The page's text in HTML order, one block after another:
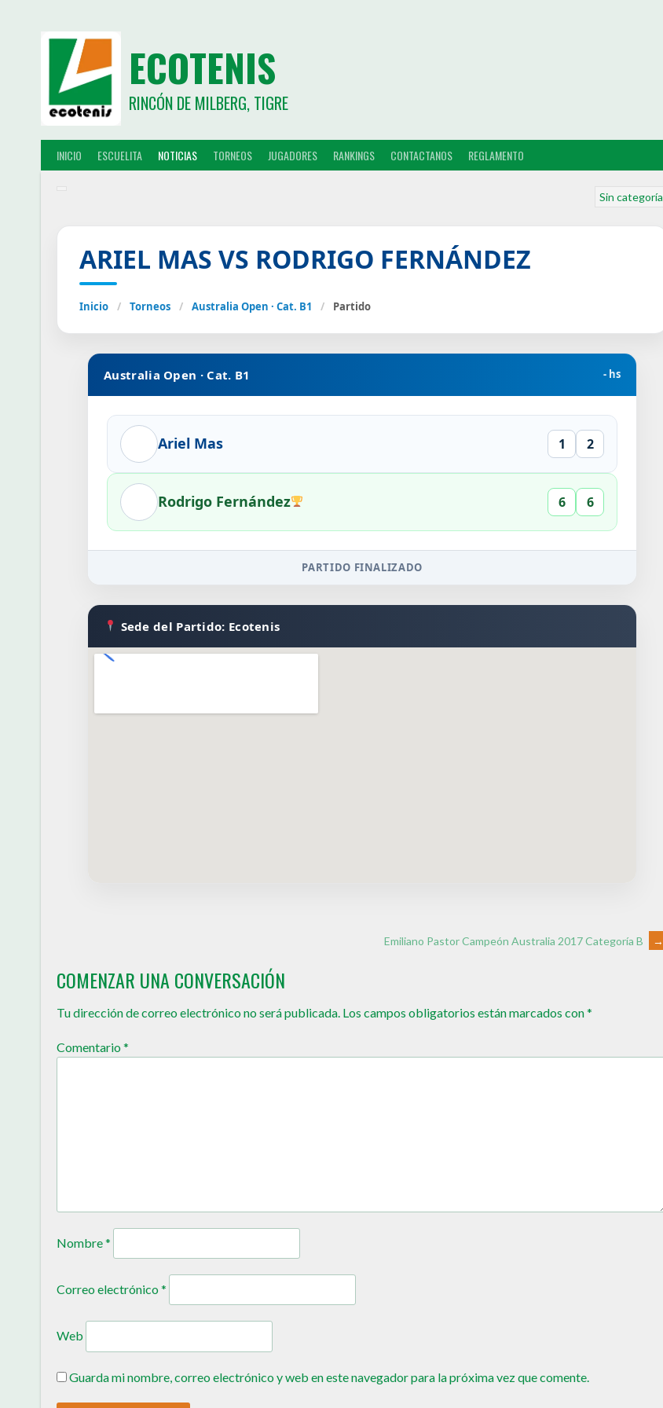
ECOTENIS
RINCÓN DE MILBERG, TIGRE
INICIO ESCUELITA NOTICIAS TORNEOS JUGADORES RANKINGS CONTACTANOS REGLAMENTO
Sin categoría
ARIEL MAS VS RODRIGO FERNÁNDEZ
Inicio / Torneos / Australia Open · Cat. B1 / Partido
Australia Open · Cat. B1 - hs
Ariel Mas 1 2
Rodrigo Fernández 6 6
PARTIDO FINALIZADO
Sede del Partido: Ecotenis
Emiliano Pastor Campeón Australia 2017 Categoría B →
COMENZAR UNA CONVERSACIÓN
Tu dirección de correo electrónico no será publicada. Los campos obligatorios están marcados con*
Comentario*
Nombre*
Correo electrónico*
Web
Guarda mi nombre, correo electrónico y web en este navegador para la próxima vez que comente.